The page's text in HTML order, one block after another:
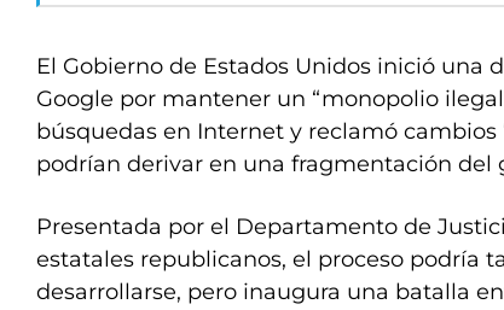
El Gobierno de Estados Unidos inició una
Google por mantener un “monopolio
búsquedas en Internet y reclamó cambios
podrían derivar en una fragmentación del
Presentada por el Departamento de
estatales republicanos, el proceso podría
desarrollarse, pero inaugura una batalla